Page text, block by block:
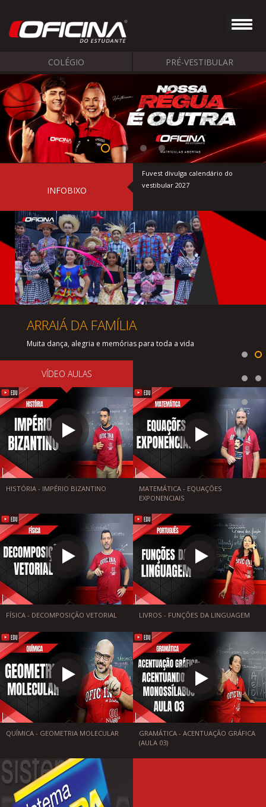
COLÉGIO PRÉ-VESTIBULAR
INFOBIXO
Fuvest divulga calendário do
vestibular 2027
ARRAIÁ DA FAMÍLIA
Muita dança, alegria e memórias para toda a vida
VÍDEO AULAS
HISTÓRIA - IMPÉRIO BIZANTINO
MATEMÁTICA - EQUAÇÕES
EXPONENCIAIS
FÍSICA - DECOMPOSIÇÃO VETORIAL LIVROS - FUNÇÕES DA LINGUAGEM
QUÍMICA - GEOMETRIA MOLECULAR
GRAMÁTICA - ACENTUAÇÃO GRÁFICA
(AULA 03)